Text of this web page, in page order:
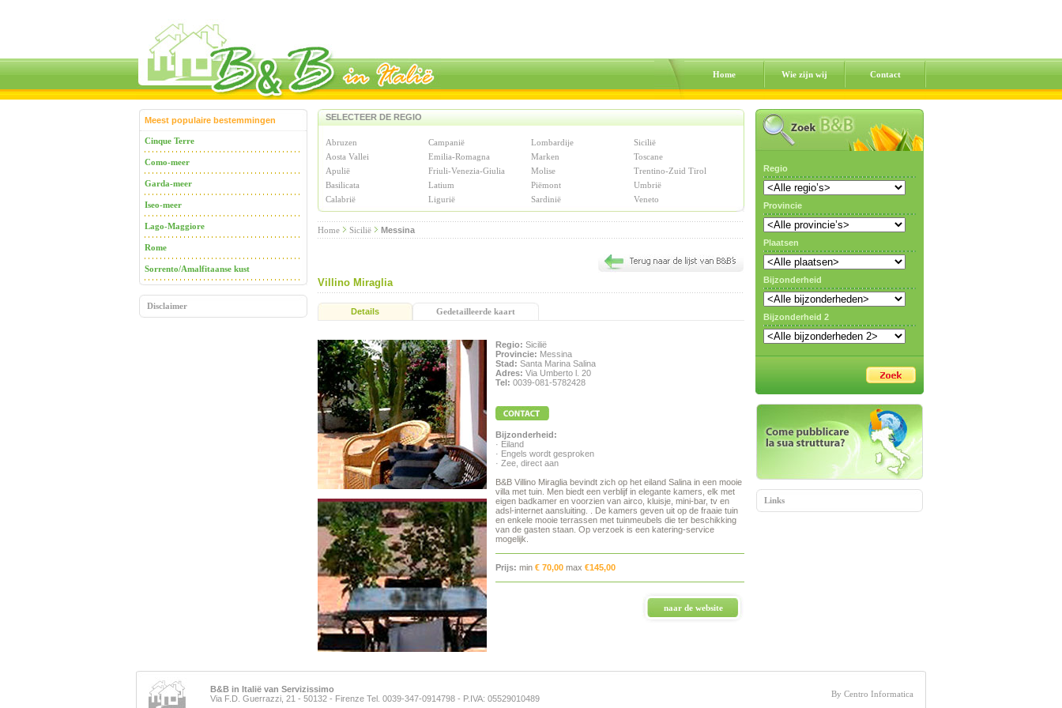
Home Wie zijn wij Contact
Meest populaire bestemmingen
Cinque Terre
Como-meer
Garda-meer
Iseo-meer
Lago-Maggiore
Rome
Sorrento/Amalfitaanse kust
Disclaimer
SELECTEER DE REGIO
Abruzen Campanië Lombardije
Sicilië
Aosta Vallei
Emilia-Romagna Marken
Toscane
Apulië
Friuli-Venezia-Giulia Molise
Trentino-Zuid Tirol
Basilicata
Latium Piëmont
Umbrië
Calabrië
Ligurië Sardinië Veneto
Home Sicilië Messina
Villino Miraglia
Details Gedetailleerde kaart
Regio: Sicilië
Provincie: Messina
Stad: Santa Marina Salina
Adres: Via Umberto l. 20
Tel: 0039-081-5782428
Bijzonderheid:
· Eiland
· Engels wordt gesproken
· Zee, direct aan
B&B Villino Miraglia bevindt zich op het eiland Salina in een mooie
villa met tuin. Men biedt een verblijf in elegante kamers, elk met
eigen badkamer en voorzien van airco, kluisje, mini-bar, tv en
adsl-internet aansluiting. . De kamers geven uit op de fraaie tuin
en enkele mooie terrassen met tuinmeubels die ter beschikking
van de gasten staan. Op verzoek is een katering-service
mogelijk.
Prijs: min € 70,00 max €145,00
naar de website
Regio
Provincie
Plaatsen
Bijzonderheid
Bijzonderheid 2
Links
B&B in Italië van Servizissimo
Via F.D. Guerrazzi, 21 - 50132 - Firenze Tel. 0039-347-0914798 - P.IVA: 05529010489 By Centro Informatica